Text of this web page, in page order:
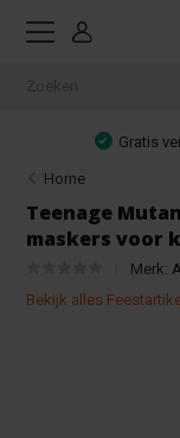
Gratis
Home
Teenage
maskers voor
Merk:
Bekijk alles